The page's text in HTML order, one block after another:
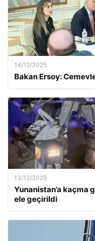
14/12/2025
Bakan Ersoy:
13/12/2025
Yunanistan’a kaçma
ele geçirildi